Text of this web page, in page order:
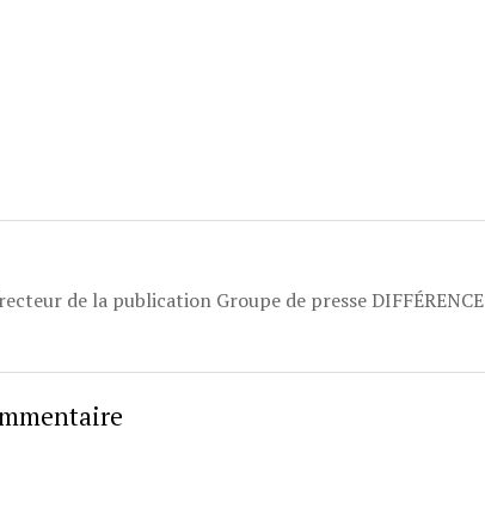
de la publication Groupe de presse DIFFÉRENCE